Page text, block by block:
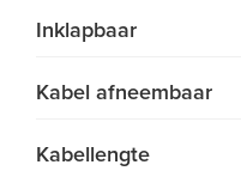
Inklapbaar
Kabel afneembaar
Kabellengte